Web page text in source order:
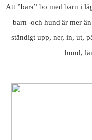
Att ”bara” bo med barn i
barn -och hund är mer
ständigt upp, ner, in, ut,
hund,